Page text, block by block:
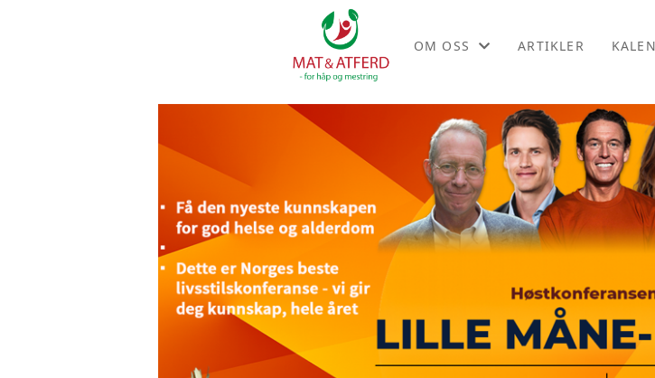
OM OSS
OM OSS
KONTAKT OSS
ARTIKLER
LISTE